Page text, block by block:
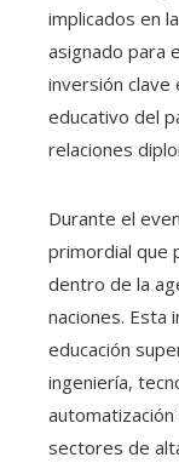
implicados en
asignado para
inversión
educativo del
relaciones
Durante el
primordial que
dentro de la
naciones. Esta
educación
ingeniería,
sectores de